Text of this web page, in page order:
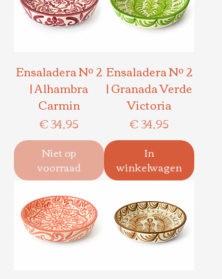
Ensaladera Nº 2
| Alhambra
Carmin
Prijs
€ 34,95
Niet op
voorraad
Ensaladera Nº 2
| Granada Verde
Victoria
Prijs
€ 34,95
In
winkelwagen